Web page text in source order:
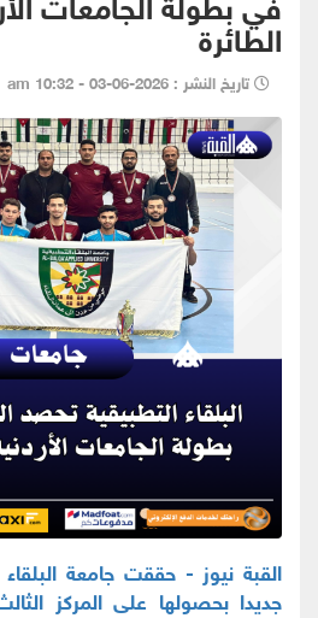
الطائرة
تاريخ النشر : 2026-06-03 - 10:32 am
القبة نيوز - حققت جامعة البلقاء
جديدا بحصولها على المركز